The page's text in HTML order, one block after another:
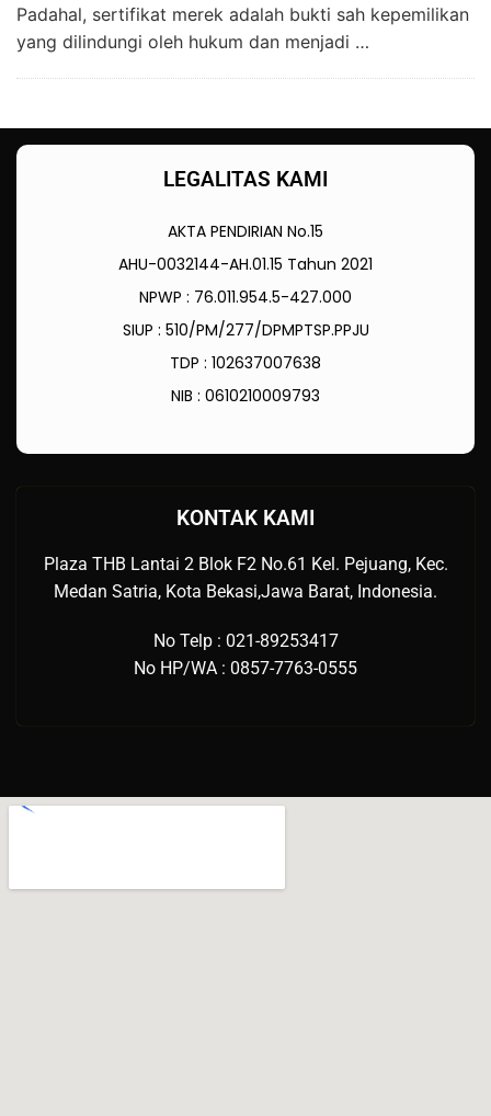
Padahal, sertifikat merek adalah bukti sah kepemilikan
yang dilindungi oleh hukum dan menjadi …
LEGALITAS KAMI
AKTA PENDIRIAN No.15
AHU-0032144-AH.01.15 Tahun 2021
NPWP : 76.011.954.5-427.000
SIUP : 510/PM/277/DPMPTSP.PPJU
TDP : 102637007638
NIB : 0610210009793
KONTAK KAMI
Plaza THB Lantai 2 Blok F2 No.61 Kel. Pejuang, Kec.
Medan Satria, Kota Bekasi,Jawa Barat, Indonesia.
No Telp : 021-89253417
No HP/WA : 0857-7763-0555